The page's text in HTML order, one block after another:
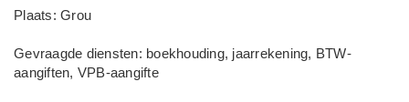
Plaats: Grou
Gevraagde diensten: boekhouding, jaarrekening, BTW-
aangiften, VPB-aangifte